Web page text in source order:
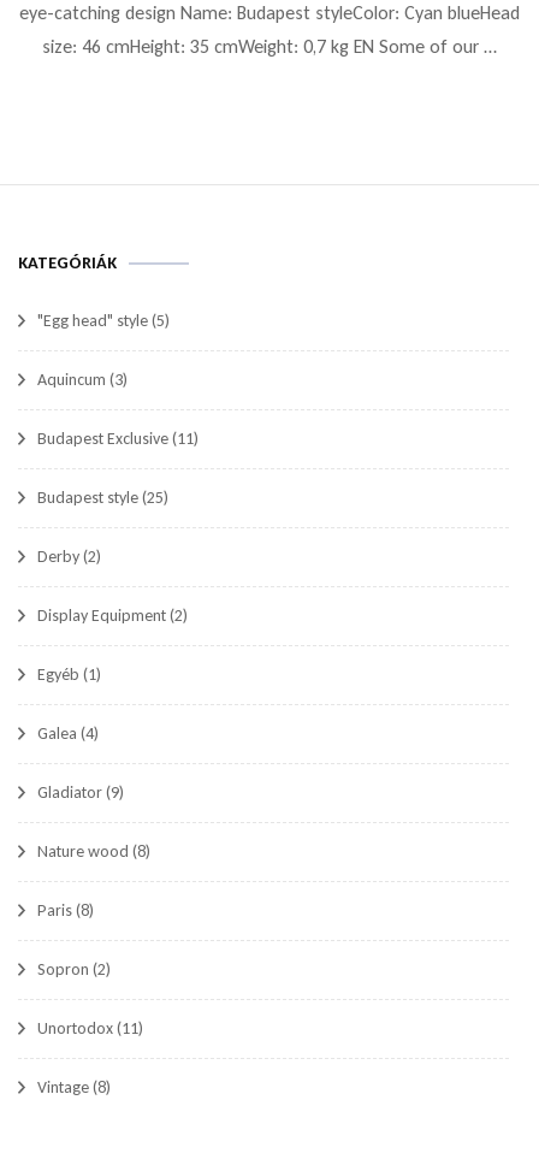
eye-catching design Name: Budapest styleColor: Cyan blueHead
size: 46 cmHeight: 35 cmWeight: 0,7 kg EN Some of our …
KATEGÓRIÁK
"Egg head" style(5)
Aquincum (3)
Budapest Exclusive(11)
Budapest style(25)
Derby(2)
Display Equipment(2)
Egyéb (1)
Galea (4)
Gladiator(9)
Nature wood (8)
Paris(8)
Sopron (2)
Unortodox(11)
Vintage(8)